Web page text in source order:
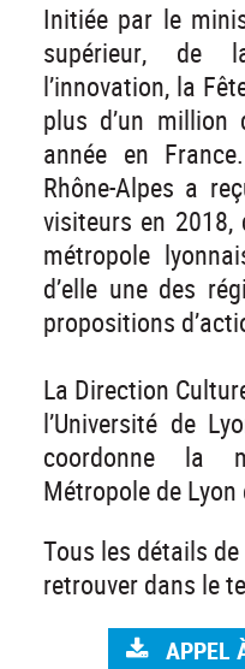
Initiée par le
supérieur, de
l’innovation, la
plus d’un million
année en
Rhône-Alpes a
visiteurs en
métropole
d’elle une des
propositions
La Direction
l’Université de
coordonne la
Métropole de Lyon
Tous les détails
retrouver dans le
APPEL